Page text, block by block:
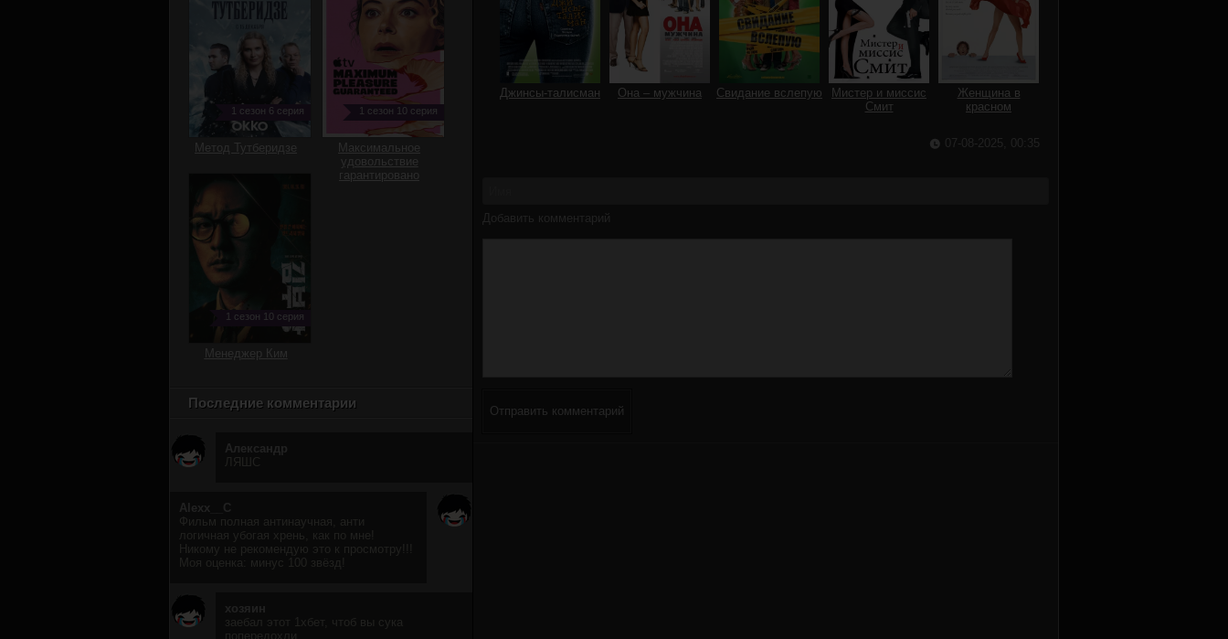
Джинсы-талисман Она – мужчина Свидание вслепую
Мистер и миссис
Смит
Женщина в
красном
07-08-2025, 00:35
Добавить комментарий
Отправить комментарий
1 сезон 6 серия
Метод Тутберидзе
1 сезон 10 серия
Максимальное
удовольствие
гарантировано
1 сезон 10 серия
Менеджер Ким
Последние комментарии
Александр
ЛЯШС
Alexx__C
Фильм полная антинаучная, анти
логичная убогая хрень, как по мне!
Никому не рекомендую это к просмотру!!!
Моя оценка: минус 100 звёзд!
хозяин
заебал этот 1хбет, чтоб вы сука
попередохли